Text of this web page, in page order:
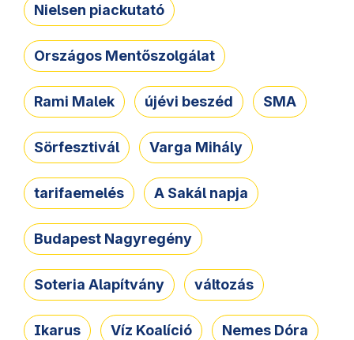
Nielsen piackutató
Országos Mentőszolgálat
Rami Malek újévi beszéd SMA
Sörfesztivál Varga Mihály
tarifaemelés A Sakál napja
Budapest Nagyregény
Soteria Alapítvány változás
Ikarus Víz Koalíció Nemes Dóra